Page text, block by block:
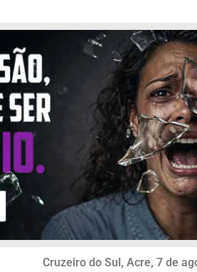
Cruzeiro do Sul, Acre, 7 de